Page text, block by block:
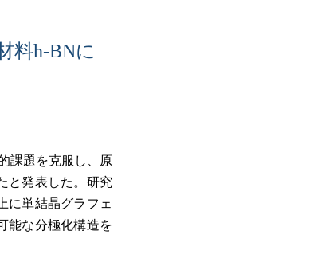
料h-BNに
課題を克服し、原
と発表した。研究
に単結晶グラフェ
能な分極化構造を